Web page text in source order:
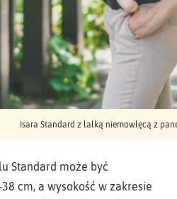
Isara Standard z lalką niemowlęcą z
Standard może być
cm, a wysokość w zakresie